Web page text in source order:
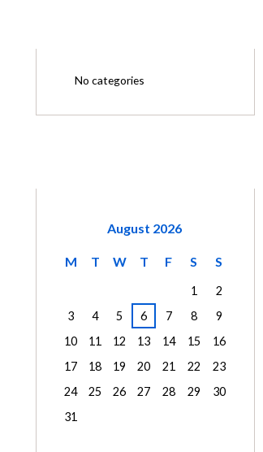
No categories
August 2026
M T W T F S S
1
2
3
4 5 6 7 8
9
10
11 12 13 14 15
16
17
18 19 20 21 22
23
24
25 26 27 28 29
30
31